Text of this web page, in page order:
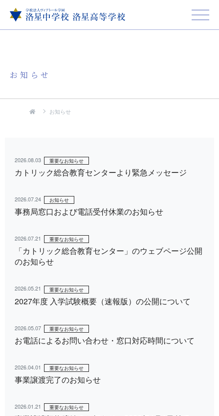
お知らせ
お知らせ
2026.08.03 重要なお知らせ
カトリック総合教育センターより緊急メッセージ
2026.07.24 お知らせ
事務局窓口および電話受付休業のお知らせ
2026.07.21 重要なお知らせ
「カトリック総合教育センター」のウェブページ公開
のお知らせ
2026.05.21 重要なお知らせ
2027年度 入学試験概要（速報版）の公開について
2026.05.07 重要なお知らせ
お電話によるお問い合わせ・窓口対応時間について
2026.04.01 重要なお知らせ
事業譲渡完了のお知らせ
2026.01.21 重要なお知らせ